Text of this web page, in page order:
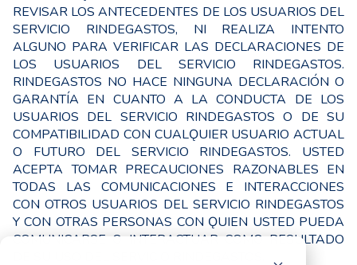
REVISAR LOS ANTECEDENTES DE LOS USUARIOS DEL
SERVICIO RINDEGASTOS, NI REALIZA INTENTO
ALGUNO PARA VERIFICAR LAS DECLARACIONES DE
LOS USUARIOS DEL SERVICIO RINDEGASTOS.
RINDEGASTOS NO HACE NINGUNA DECLARACIÓN O
GARANTÍA EN CUANTO A LA CONDUCTA DE LOS
USUARIOS DEL SERVICIO RINDEGASTOS O DE SU
COMPATIBILIDAD CON CUALǪUIER USUARIO ACTUAL
O FUTURO DEL SERVICIO RINDEGASTOS. USTED
ACEPTA TOMAR PRECAUCIONES RAZONABLES EN
TODAS LAS COMUNICACIONES E INTERACCIONES
CON OTROS USUARIOS DEL SERVICIO RINDEGASTOS
Y CON OTRAS PERSONAS CON ǪUIEN USTED PUEDA
COMUNICARSE O INTERACTUAR COMO RESULTADO